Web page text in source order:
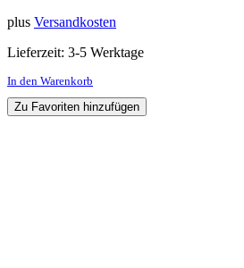
plus Versandkosten
Lieferzeit: 3-5 Werktage
In den Warenkorb
Zu Favoriten hinzufügen